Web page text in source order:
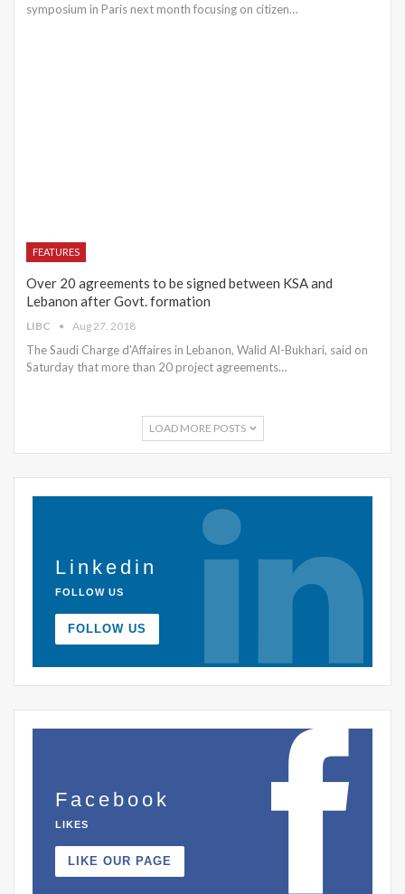
symposium in Paris next month focusing on citizen…
FEATURES
Over 20 agreements to be signed between KSA and
Lebanon after Govt. formation
LIBC Aug 27, 2018
The Saudi Charge d'Affaires in Lebanon, Walid Al-Bukhari, said on
Saturday that more than 20 project agreements…
LOAD MORE POSTS
Linkedin
FOLLOW US
FOLLOW US
Facebook
LIKES
LIKE OUR PAGE